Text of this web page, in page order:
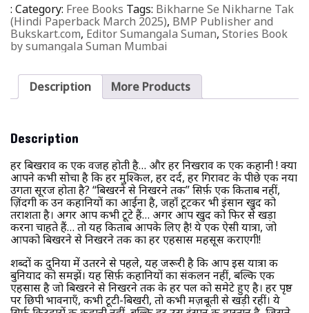
: Category: Free Books Tags: Bikharne Se Nikharne Tak
(Hindi Paperback March 2025), BMP Publisher and
Bukskart.com, Editor Sumangala Suman, Stories Book
by sumangala Suman Mumbai
Description More Products
Description
हर बिखराव की एक वजह होती है… और हर निखराव की एक कहानी ! क्या
आपने कभी सोचा है कि हर मुश्किल, हर दर्द, हर गिरावट के पीछे एक नया
उगता सूरज होता है? “बिखरने से निखरने तक” सिर्फ़ एक किताब नहीं,
ज़िंदगी की उन कहानियों का आईना है, जहाँ टूटकर भी इंसान खुद को
तराशता है। अगर आप कभी टूटे हैं… अगर आप खुद को फिर से खड़ा
करना चाहते हैं… तो यह किताब आपके लिए है! ये एक ऐसी यात्रा, जो
आपको बिखरने से निखरने तक का हर एहसास महसूस कराएगी!
शब्दों की दुनिया में उतरने से पहले, यह जरूरी है कि आप इस यात्रा की
बुनियाद को समझें। यह सिर्फ़ कहानियों का संकलन नहीं, बल्कि एक
एहसास है जो बिखरने से निखरने तक के हर पल को समेटे हुए है। हर पृष्ठ
पर छिपी भावनाएँ, कभी टूटी-बिखरी, तो कभी मज़बूती से खड़ी रहीं। ये